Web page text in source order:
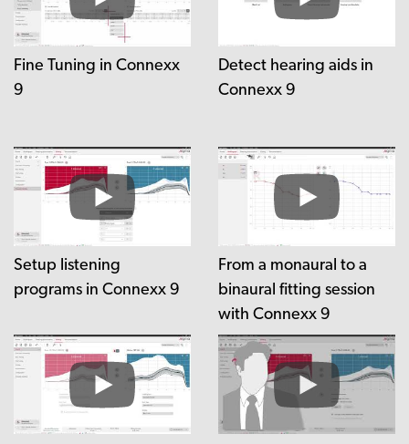
Fine Tuning in Connexx
9
Detect hearing aids in
Connexx 9
Setup listening
programs in Connexx 9
From a monaural to a
binaural fitting session
with Connexx 9